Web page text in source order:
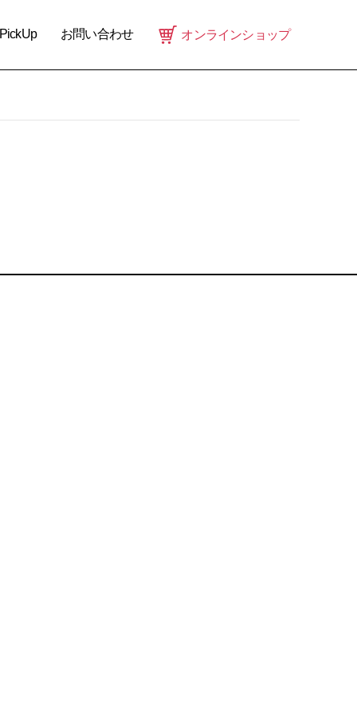
お問い合わせ オンラインショップ